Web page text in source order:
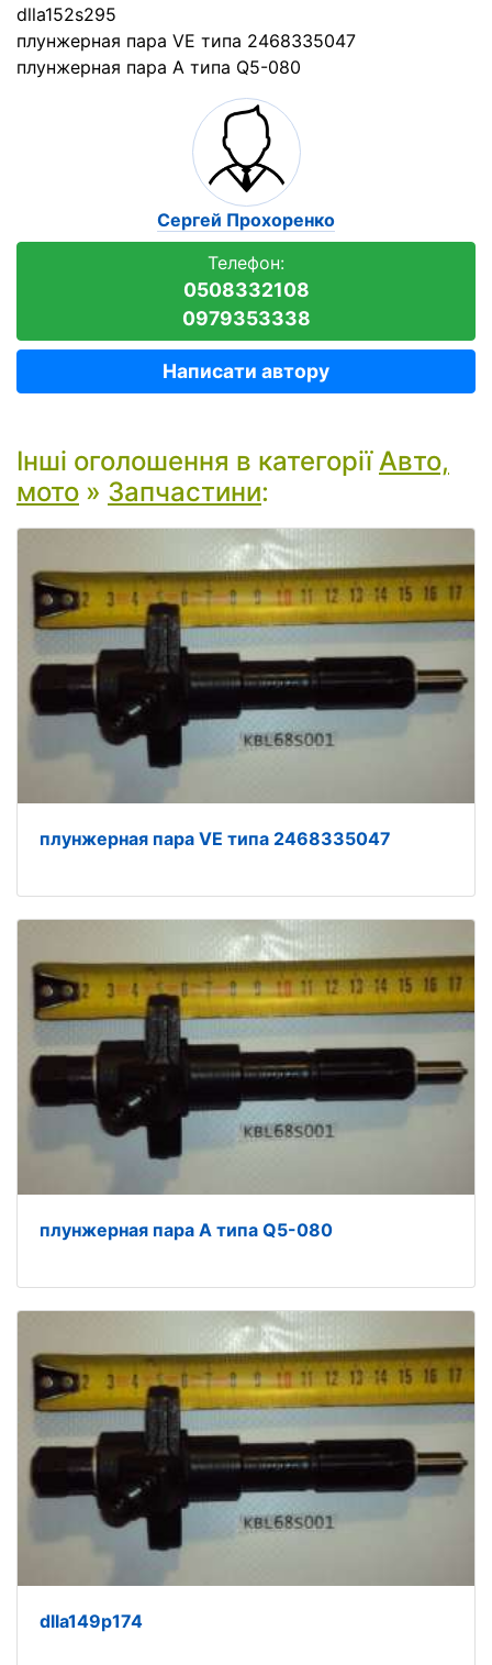
dlla152s295
плунжерная пара VE типа 2468335047
плунжерная пара A типа Q5-080
Сергей Прохоренко
Телефон:
0508332108
0979353338
Написати автору
Інші оголошення в категоріїАвто,
мото » Запчастини:
плунжерная пара VE типа 2468335047
плунжерная пара A типа Q5-080
dlla149p174